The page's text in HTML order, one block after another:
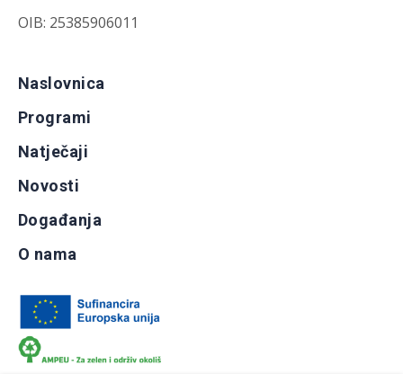
OIB: 25385906011
Naslovnica
Programi
Natječaji
Novosti
Događanja
O nama